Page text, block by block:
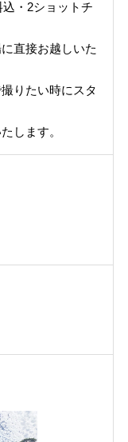
・2ショットチ
直接お越しいた
りたい時にスタ
します。